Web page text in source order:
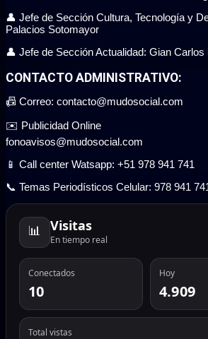
👤 Jefe de Sección Cultura, Tecnología y
Palacios Sotomayor
👤 Jefe de Sección Actualidad: Gian Carlos
CONTACTO ADMINISTRATIVO:
📠 Correo: contacto@mudosocial.com
✉️ Publicidad Online
fonoavisos@mudosocial.com
📱 Call center Watsapp: +51 978 941 741
📞 Temas Periodísticos Celular: 978 941
📊 Visitas
En tiempo real
Conectados
10
Hoy
4.909
Total vistas